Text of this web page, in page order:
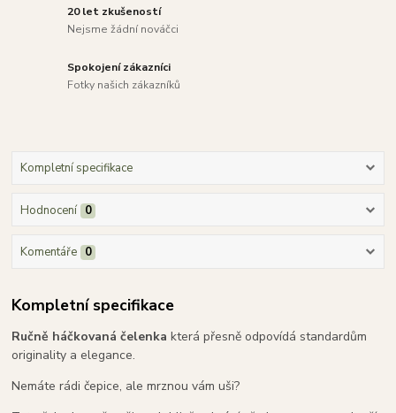
20 let zkušeností
Nejsme žádní nováčci
Spokojení zákazníci
Fotky našich zákazníků
Kompletní specifikace
Hodnocení 0
Komentáře 0
Kompletní specifikace
Ručně háčkovaná čelenka která přesně odpovídá standardům
originality a elegance.
Nemáte rádi čepice, ale mrznou vám uši?